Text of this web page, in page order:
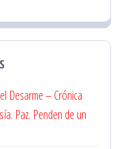
Desarme – Crónica
Paz. Penden de un